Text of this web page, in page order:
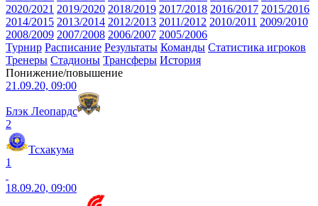
2020/2021 2019/2020 2018/2019 2017/2018 2016/2017 2015/2016
2014/2015 2013/2014 2012/2013 2011/2012 2010/2011 2009/2010
2008/2009 2007/2008 2006/2007 2005/2006
Турнир Расписание Результаты Команды Статистика игроков
Тренеры Стадионы Трансферы История
Понижение/повышение
21.09.20, 09:00
Блэк Леопардс
2
Тсхакума
1
18.09.20, 09:00